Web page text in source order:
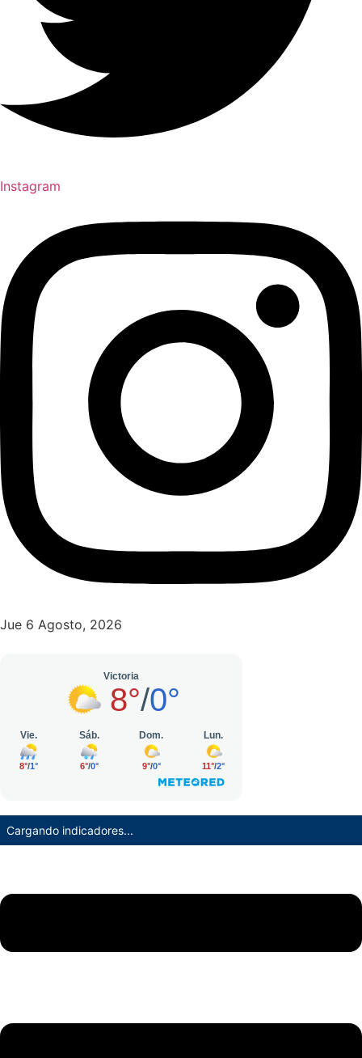
Instagram
Jue 6 Agosto, 2026
Cargando indicadores...